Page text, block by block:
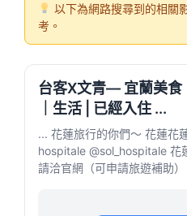
以下為網路搜尋到的相關
考。
台客X文青— 宜蘭美食
｜生活 | 已經入住 ...
... 花蓮旅行的你們～ 花蓮花
hospitale @sol_hospitale 花
請洽官網（可申請旅遊補助